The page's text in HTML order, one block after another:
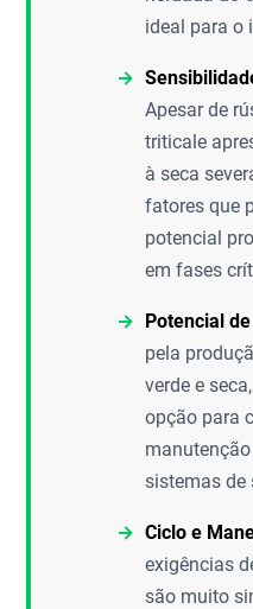
ideal para o
Apesar de
triticale
à seca
fatores que
potencial
em fases
Potencial
pela
verde e
opção para
sistemas de
Ciclo e
exigências
são muito